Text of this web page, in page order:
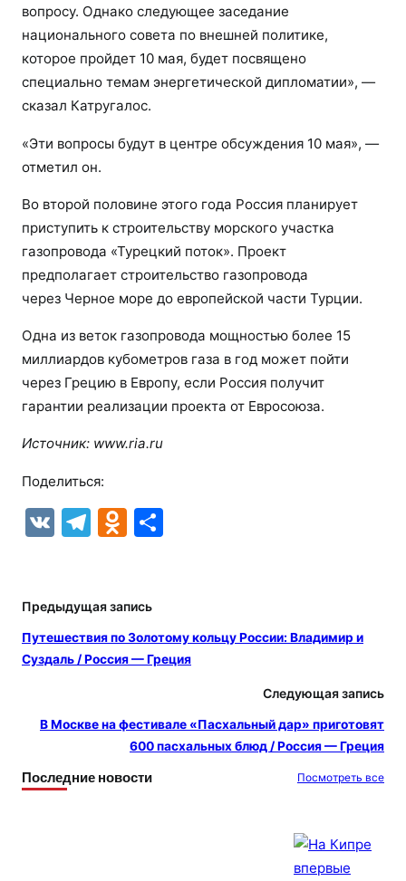
вопросу. Однако следующее заседание
национального совета по внешней политике,
которое пройдет 10 мая, будет посвящено
специально темам энергетической дипломатии», —
сказал Катругалос.
«Эти вопросы будут в центре обсуждения 10 мая», —
отметил он.
Во второй половине этого года Россия планирует
приступить к строительству морского участка
газопровода «Турецкий поток». Проект
предполагает строительство газопровода
через Черное море до европейской части Турции.
Одна из веток газопровода мощностью более 15
миллиардов кубометров газа в год может пойти
через Грецию в Европу, если Россия получит
гарантии реализации проекта от Евросоюза.
Источник: www.ria.ru
Поделиться:
V
T
gr
a
m
O
o
kl
a
s
ni
ki
а
в
т
ь
Предыдущая запись
Путешествия по Золотому кольцу России: Владимир и
Суздаль / Россия — Греция
Следующая запись
В Москве на фестивале «Пасхальный дар» приготовят
600 пасхальных блюд / Россия — Греция
Последние новости Посмотреть все